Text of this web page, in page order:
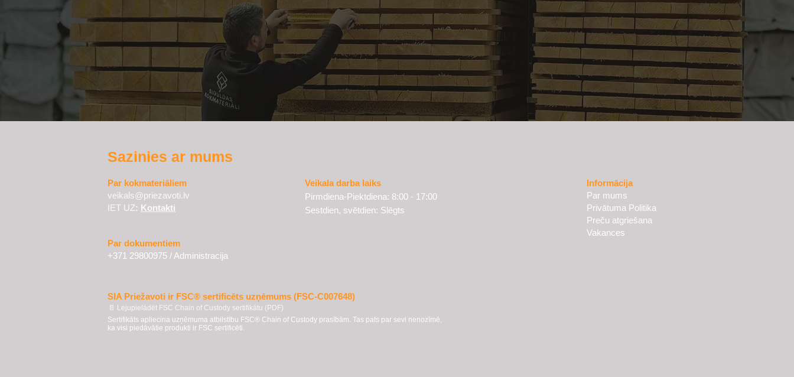
Sazinies ar mums
Par kokmateriāliem
veikals@priezavoti.lv
IET UZ: Kontakti
Veikala darba laiks
Pirmdiena-Piektdiena: 8:00 - 17:00
Sestdien, svētdien: Slēgts
Par dokumentiem
+371 29800975 / Administracija
Informācija
Par mums
Privātuma Politika
Preču atgriešana
Vakances
SIA Priežavoti ir FSC® sertificēts uzņēmums (FSC-C007648)
📄 Lejupielādēt FSC Chain of Custody sertifikātu (PDF)
Sertifikāts apliecina uzņēmuma atbilstību FSC® Chain of Custody prasībām. Tas pats par sevi nenozīmē,
ka visi piedāvātie produkti ir FSC sertificēti.